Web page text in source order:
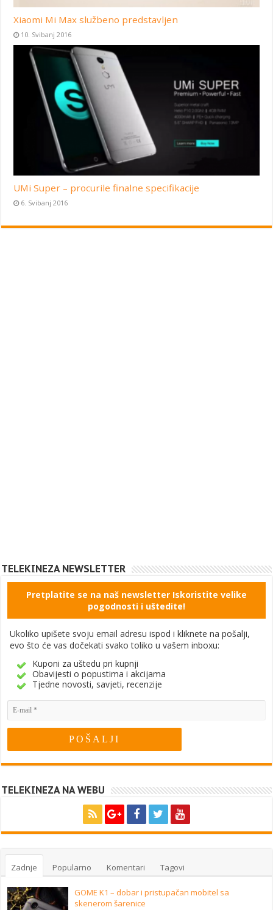
Xiaomi Mi Max službeno predstavljen
10. Svibanj 2016
UMi Super – procurile finalne specifikacije
6. Svibanj 2016
TELEKINEZA NEWSLETTER
Pretplatite se na naš newsletter Iskoristite velike
pogodnosti i uštedite!
Ukoliko upišete svoju email adresu ispod i kliknete na pošalji,
evo što će vas dočekati svako toliko u vašem inboxu:
Kuponi za uštedu pri kupnji
Obavijesti o popustima i akcijama
Tjedne novosti, savjeti, recenzije
TELEKINEZA NA WEBU
Zadnje Popularno Komentari Tagovi
GOME K1 – dobar i pristupačan mobitel sa
skenerom šarenice